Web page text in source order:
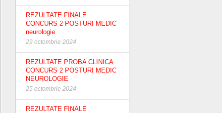
REZULTATE FINALE
CONCURS 2 POSTURI MEDIC
neurologie
29 octombrie 2024
REZULTATE PROBA CLINICA
CONCURS 2 POSTURI MEDIC
NEUROLOGIE
25 octombrie 2024
REZULTATE FINALE